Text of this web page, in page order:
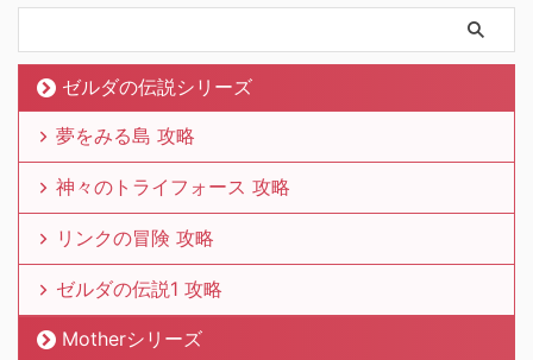
ゼルダの伝説シリーズ
夢をみる島 攻略
神々のトライフォース 攻略
リンクの冒険 攻略
ゼルダの伝説1 攻略
Motherシリーズ